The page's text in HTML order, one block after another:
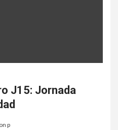
J15: Jornada
p